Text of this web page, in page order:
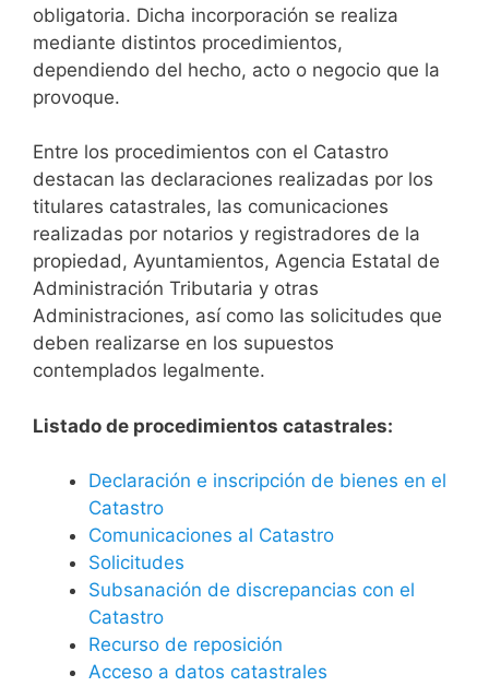
obligatoria. Dicha incorporación se realiza
mediante distintos procedimientos,
dependiendo del hecho, acto o negocio que la
provoque.
Entre los procedimientos con el Catastro
destacan las declaraciones realizadas por los
titulares catastrales, las comunicaciones
realizadas por notarios y registradores de la
propiedad, Ayuntamientos, Agencia Estatal de
Administración Tributaria y otras
Administraciones, así como las solicitudes que
deben realizarse en los supuestos
contemplados legalmente.
Listado de procedimientos catastrales:
Declaración e inscripción de bienes en el
Catastro
Comunicaciones al Catastro
Solicitudes
Subsanación de discrepancias con el
Catastro
Recurso de reposición
Acceso a datos catastrales